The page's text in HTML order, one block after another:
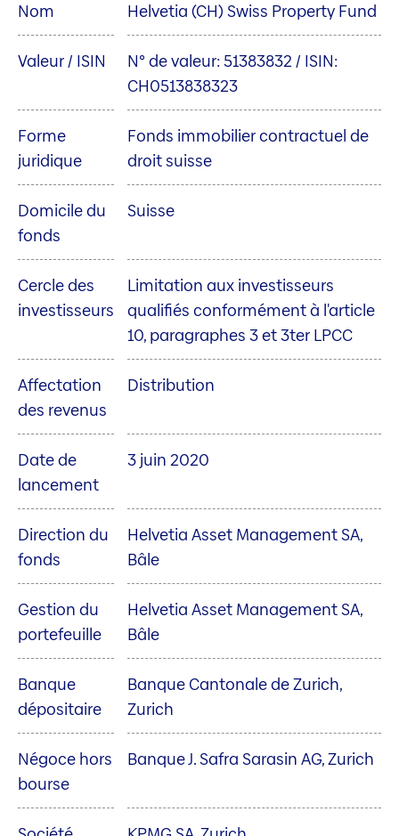
Nom Helvetia (CH) Swiss Property Fund
Valeur / ISIN
N° de valeur: 51383832 / ISIN:
CH0513838323
Forme
juridique
Fonds immobilier contractuel de
droit suisse
Domicile du
fonds
Suisse
Cercle des
investisseurs
Limitation aux investisseurs
qualifiés conformément à l'article
10, paragraphes 3 et 3ter LPCC
Affectation
des revenus
Distribution
Date de
lancement
3 juin 2020
Direction du
fonds
Helvetia Asset Management SA,
Bâle
Gestion du
portefeuille
Helvetia Asset Management SA,
Bâle
Banque
dépositaire
Banque Cantonale de Zurich,
Zurich
Négoce hors
bourse
Banque J. Safra Sarasin AG, Zurich